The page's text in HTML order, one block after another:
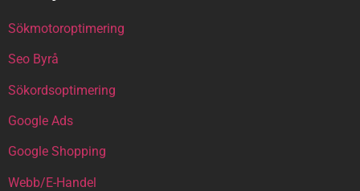
Sökmotoroptimering
Seo Byrå
Sökordsoptimering
Google Ads
Google Shopping
Webb/E-Handel